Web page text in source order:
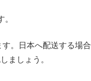
。日本へ配送する場
ましょう。